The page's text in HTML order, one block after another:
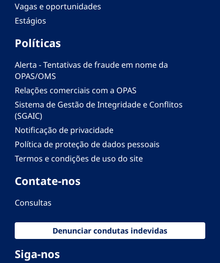
Vagas e oportunidades
Estágios
Políticas
Alerta - Tentativas de fraude em nome da
OPAS/OMS
Relações comerciais com a OPAS
Sistema de Gestão de Integridade e Conflitos
(SGAIC)
Notificação de privacidade
Política de proteção de dados pessoais
Termos e condições de uso do site
Contate-nos
Consultas
Denunciar condutas indevidas
Siga-nos